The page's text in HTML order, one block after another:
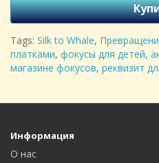
Tags: Silk to Whale,
платками, фокусы для детей,
магазине фокусов, реквизит
Информация
О нас